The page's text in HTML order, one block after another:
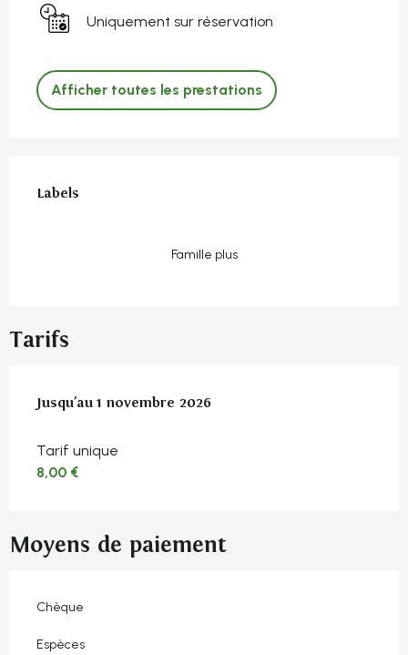
Uniquement sur réservation
Afficher toutes les prestations
Labels
Labels
Famille plus
Tarifs
Du4 avril 2026au1 novembre 2026
Jusqu'au 1 novembre 2026
Tarif unique
8,00 €
Moyens de paiement
Chèque
Espèces